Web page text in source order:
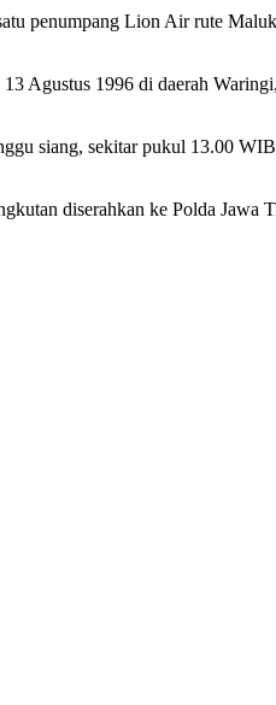
penumpang Lion Air rute
Agustus 1996 di daerah
siang, sekitar pukul 13.00
diserahkan ke Polda Jawa